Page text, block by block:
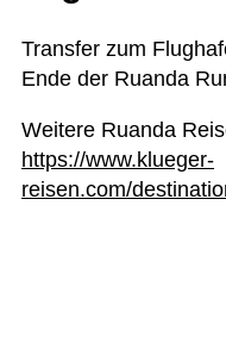
Trans­fer zum
Ende der Ruanda
Wei­tere Ruanda
https://www.klueger-
reisen.com/